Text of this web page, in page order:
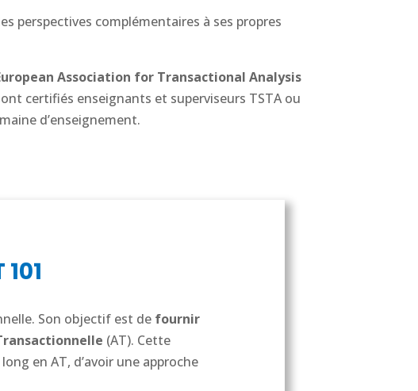
perspectives complémentaires à ses propres
Association for Transactional Analysis
certifiés enseignants et superviseurs TSTA ou
d’enseignement.
Son objectif est de fournir
(AT). Cette
en AT, d’avoir une approche